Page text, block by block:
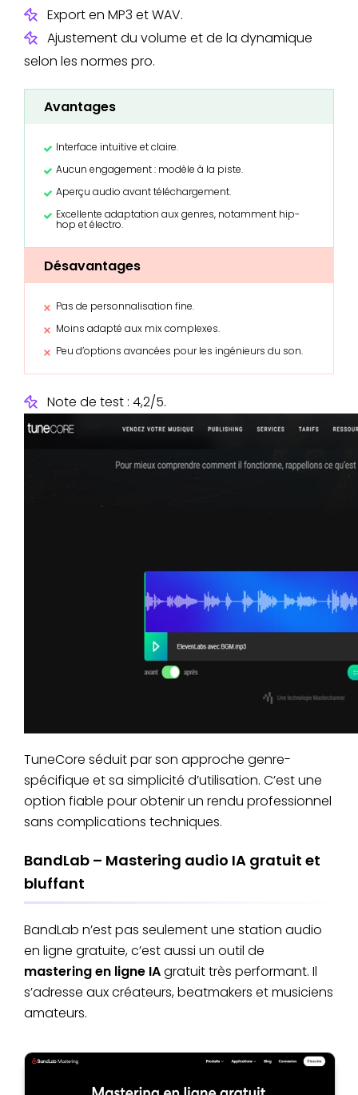
Export en MP3 et WAV.
Ajustement du volume et de la dynamique
selon les normes pro.
Avantages
Interface intuitive et claire.
Aucun engagement : modèle à la piste.
Aperçu audio avant téléchargement.
Excellente adaptation aux genres, notamment hip-
hop et électro.
Désavantages
Pas de personnalisation fine.
Moins adapté aux mix complexes.
Peu d’options avancées pour les ingénieurs du son.
Note de test : 4,2/5.
TuneCore séduit par son approche genre-
spécifique et sa simplicité d’utilisation. C’est une
option fiable pour obtenir un rendu professionnel
sans complications techniques.
BandLab – Mastering audio IA gratuit et
bluffant
BandLab n’est pas seulement une station audio
en ligne gratuite, c’est aussi un outil de
mastering en ligne IAgratuit très performant. Il
s’adresse aux créateurs, beatmakers et musiciens
amateurs.